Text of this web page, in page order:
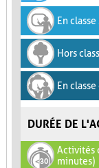
En
Hors
En
DURÉE DE
Activités
minutes)